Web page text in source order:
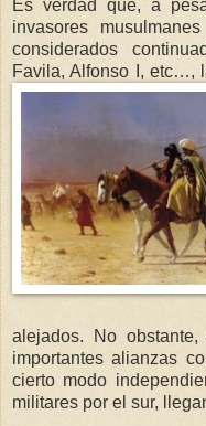
Es verdad que, a
invasores
considerados
Favila, Alfonso I, etc…,
alejados. No
importantes alianzas
cierto modo
militares por el sur,